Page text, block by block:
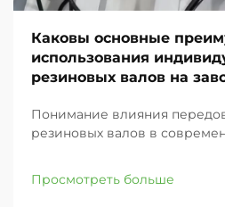
Каковы основные
использования
резиновых валов на
Понимание влияния
резиновых валов в
зависит от качества и
оборудования. Среди этих
Просмотреть больше